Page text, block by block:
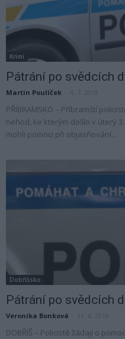
Krimi
Pátrání po svědcích
Martin Poulíček
PŘÍBRAMSKO – Příbramští
nehod, ke kterým došlo v úterý
mohli pomoci při objasňování...
Dobříšsko
Pátrání po svědcích
Veronika Bonková
DOBŘÍŠ – Policisté žádají o